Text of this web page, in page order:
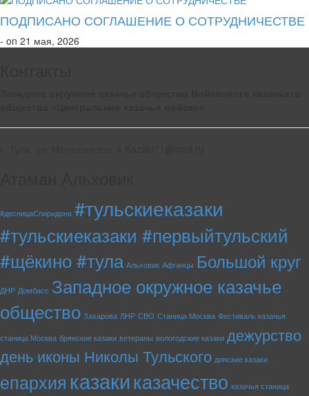
ПОДПИСАНО СОГЛАШЕНИЕ О СОТРУДНИЧЕСТВЕ
- on 21 мая, 2026
#десницаСпиридона #тульскиеказаки
#тульскиеказаки #первыйтульский
#щёкино #тула Альховик Афганцы Большой круг
ДНР Домбасс Западное окружное казачье
общество Захарова ЛНР СВО Станица Москва Фестиваль казачья
станица Москва брянские казаки ветераны вологодские казаки дежурство
день иконы Николы Тульского донские казаки
епархия казакиказачество казачья станица